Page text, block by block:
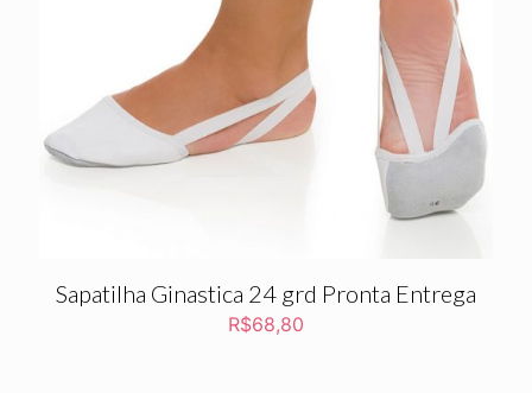
Sapatilha Ginastica 24 grd Pronta Entrega
R$68,80